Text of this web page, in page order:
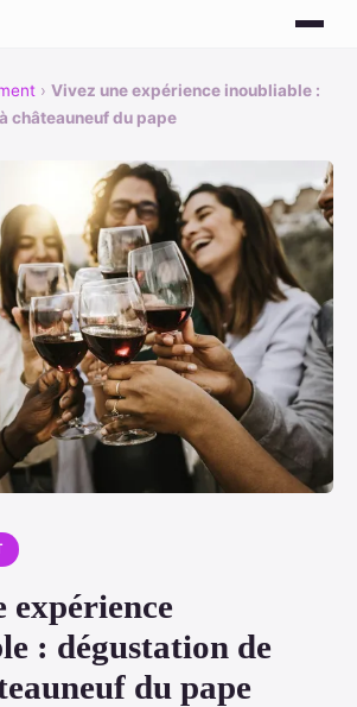
› Vivez une expérience inoubliable :
châteauneuf du pape
expérience
: dégustation de
du pape